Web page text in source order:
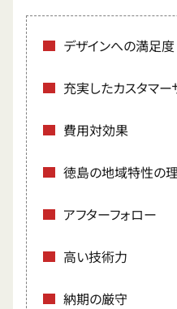
デザインへの満足度
充実したカスタマー
費用対効果
徳島の地域特性の
アフターフォロー
高い技術力
納期の厳守